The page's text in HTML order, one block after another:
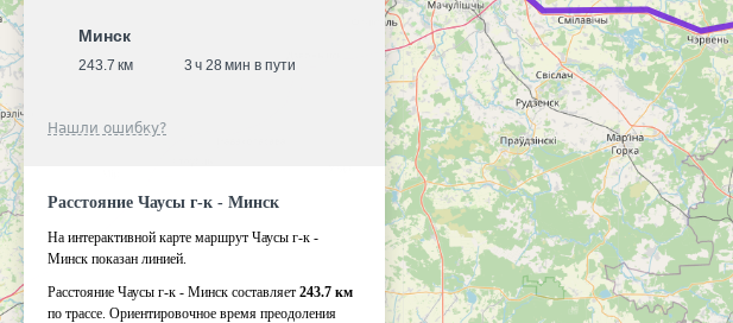
Минск
243.7 км 3 ч 28 мин в пути
Нашли ошибку?
Расстояние Чаусы г-к - Минск
На интерактивной карте маршрут Чаусы г-к -
Минск показан линией.
Расстояние Чаусы г-к - Минск составляет 243.7 км
по трассе. Ориентировочное время преодоления